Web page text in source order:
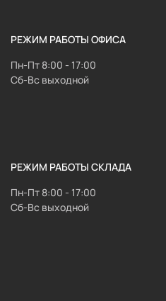
РЕЖИМ РАБОТЫ ОФИСА
Пн-Пт 8:00 - 17:00
Сб-Вс выходной
РЕЖИМ РАБОТЫ СКЛАДА
Пн-Пт 8:00 - 17:00
Сб-Вс выходной